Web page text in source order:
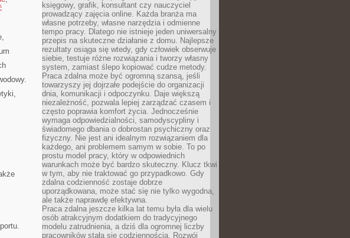
księgowy, grafik, konsultant czy nauczyciel
prowadzący zajęcia online. Każda branża ma
własne potrzeby, własne narzędzia i odmienne
tempo pracy. Dlatego nie istnieje jeden uniwersalny
przepis na skuteczne działanie z domu. Najlepsze
rezultaty osiąga się wtedy, gdy człowiek obserwuje
siebie, testuje różne rozwiązania i tworzy własny
system, zamiast ślepo kopiować cudze metody.
Praca zdalna może być ogromną szansą, jeśli
towarzyszy jej dojrzałe podejście do organizacji
dnia, komunikacji i odpoczynku. Daje większą
niezależność, pozwala lepiej zarządzać czasem i
często poprawia komfort życia. Jednocześnie
wymaga odpowiedzialności, samodyscypliny i
świadomego dbania o dobrostan psychiczny oraz
fizyczny. Nie jest ani idealnym rozwiązaniem dla
każdego, ani problemem samym w sobie. To po
prostu model pracy, który w odpowiednich
warunkach może być bardzo skuteczny. Klucz tkwi
w tym, aby nie traktować go przypadkowo. Gdy
zdalna codzienność zostaje dobrze
uporządkowana, może stać się nie tylko wygodna,
ale także naprawdę efektywna.
Praca zdalna jeszcze kilka lat temu była dla wielu
osób atrakcyjnym dodatkiem do tradycyjnego
modelu zatrudnienia, a dziś dla ogromnej liczby
pracowników stała się codziennością. Rozwój